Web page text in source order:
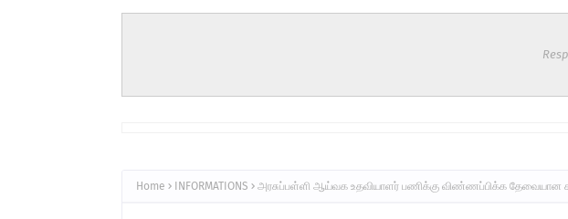
Home INFORMATIONS அரசுப்பள்ளி ஆய்வக உதவியாளர் பணிக்கு விண்ணப்பிக்க தேவையான